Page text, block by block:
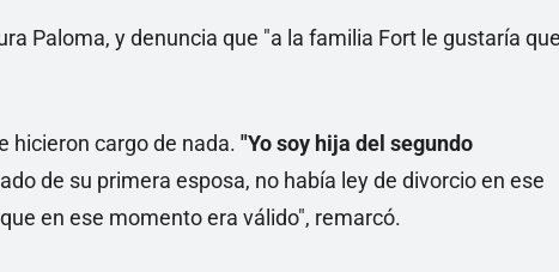
Paloma, y denuncia que "a la familia Fort le gustaría
hicieron cargo de nada. "Yo soy hija del segundo
de su primera esposa, no había ley de divorcio en ese
en ese momento era válido", remarcó.